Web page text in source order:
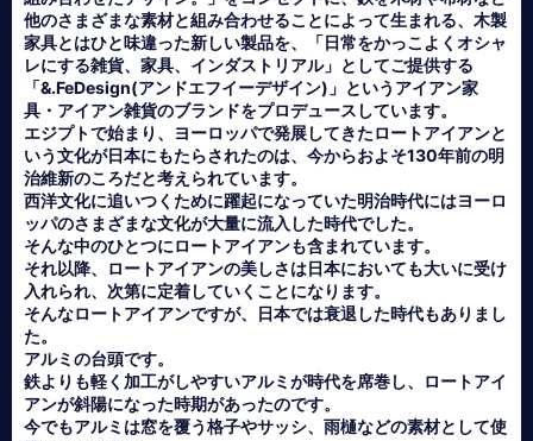
他のさまざまな素材と組み合わせることによって生まれる、木製
家具とはひと味違った新しい製品を、「日常をかっこよくオシャ
レにする雑貨、家具、インダストリアル」としてご提供する
「&.FeDesign(アンドエフイーデザイン)」というアイアン家
具・アイアン雑貨のブランドをプロデュースしています。
エジプトで始まり、ヨーロッパで発展してきたロートアイアンと
いう文化が日本にもたらされたのは、今からおよそ130年前の明
治維新のころだと考えられています。
西洋文化に追いつくために躍起になっていた明治時代にはヨーロ
ッパのさまざまな文化が大量に流入した時代でした。
そんな中のひとつにロートアイアンも含まれています。
それ以降、ロートアイアンの美しさは日本においても大いに受け
入れられ、次第に定着していくことになります。
そんなロートアイアンですが、日本では衰退した時代もありまし
た。
アルミの台頭です。
鉄よりも軽く加工がしやすいアルミが時代を席巻し、ロートアイ
アンが斜陽になった時期があったのです。
今でもアルミは窓を覆う格子やサッシ、雨樋などの素材として使